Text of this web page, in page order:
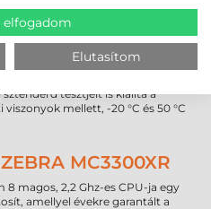
így az még komolyabb fizikai
több 1,8 méteres esést is gond
pedig akár 3000 esetben is
A sorozat tokozása is tovább
felel meg, így teljes védelmet
sztenderd tesztjeit is kiállta a
mellett, -20 °C és 50 °C
MC3300XR
8 magos, 2,2 Ghz-es CPU-ja egy
amellyel évekre garantált a
elfogadom
Elutasítom